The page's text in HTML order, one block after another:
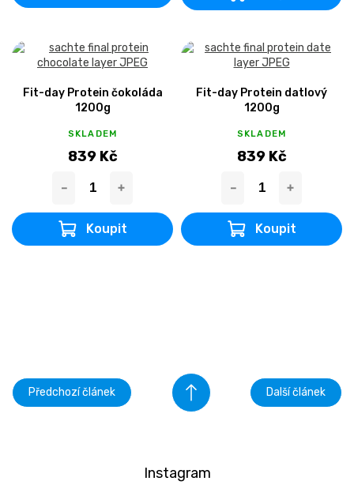
Fit-day Protein čokoláda
1200g
839 Kč
SKLADEM
Fit-day Protein datlový
1200g
839 Kč
SKLADEM
Předchozí článek Další článek
Instagram